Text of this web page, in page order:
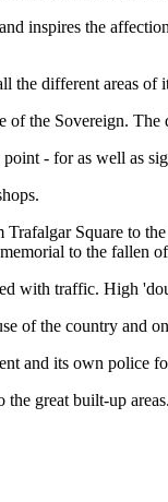
inspires the
the different areas of
the Sovereign.
- for as well as
Square to
to the
with traffic. High
of the country and
and its own police
great built-up